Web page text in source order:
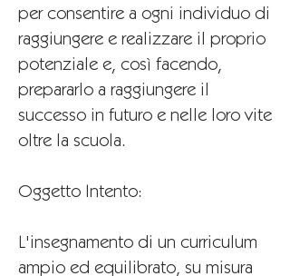
per consentire a ogni individuo di
raggiungere e realizzare il proprio
potenziale e, così facendo,
prepararlo a raggiungere il
successo in futuro e nelle loro vite
oltre la scuola.
Oggetto Intento:
L'insegnamento di un curriculum
ampio ed equilibrato, su misura